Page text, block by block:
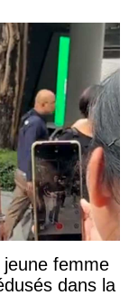
femme
dans la